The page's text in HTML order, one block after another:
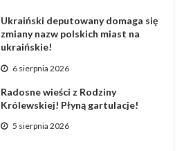
Ukraiński deputowany domaga się
zmiany nazw polskich miast na
ukraińskie!
6 sierpnia 2026
Radosne wieści z Rodziny
Królewskiej! Płyną gartulacje!
5 sierpnia 2026